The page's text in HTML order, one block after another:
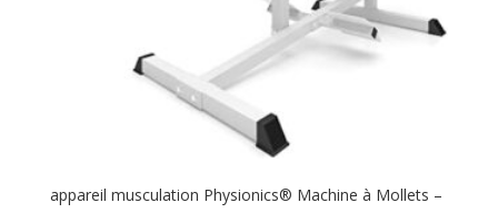
appareil musculation Physionics® Machine à Mollets –